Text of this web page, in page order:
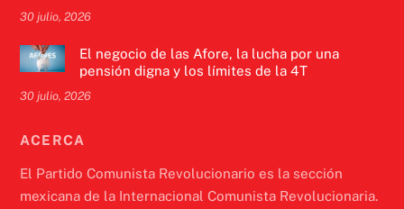
30 julio, 2026
El negocio de las Afore, la lucha por una
pensión digna y los límites de la 4T
30 julio, 2026
ACERCA
El Partido Comunista Revolucionario es la sección
mexicana de la Internacional Comunista Revolucionaria.